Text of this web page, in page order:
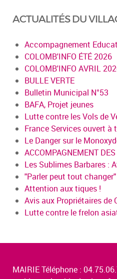
ACTUALITÉS DU
Accompagnement
COLOMB'INFO ÉTÉ 2026
COLOMB'INFO AVRIL
BULLE VERTE
Bulletin Municipal N°53
BAFA, Projet jeunes
Lutte contre les Vols de
France Services ouvert à
Le Danger sur le
ACCOMPAGNEMENT
Les Sublimes Barbares :
"Parler peut tout changer"
Attention aux tiques !
Avis aux Propriétaires de
Lutte contre le frelon
MAIRIE Téléphone :